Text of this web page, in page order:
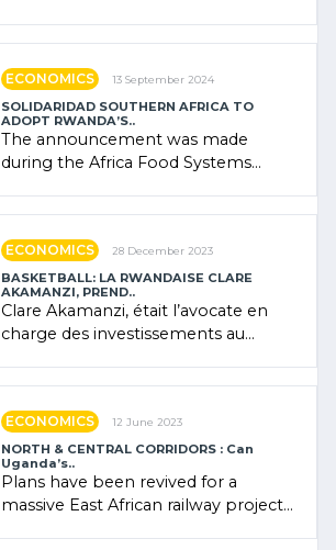
ECONOMICS 13 September 2024
SOLIDARIDAD SOUTHERN AFRICA TO
ADOPT RWANDA’S..
The announcement was made
during the Africa Food Systems
ECONOMICS 28 December 2023
BASKETBALL: LA RWANDAISE CLARE
AKAMANZI, PREND..
Clare Akamanzi, était l’avocate en
charge des investissements au
ECONOMICS 12 June 2023
NORTH & CENTRAL CORRIDORS : Can
Uganda’s..
Plans have been revived for a
massive East African railway project